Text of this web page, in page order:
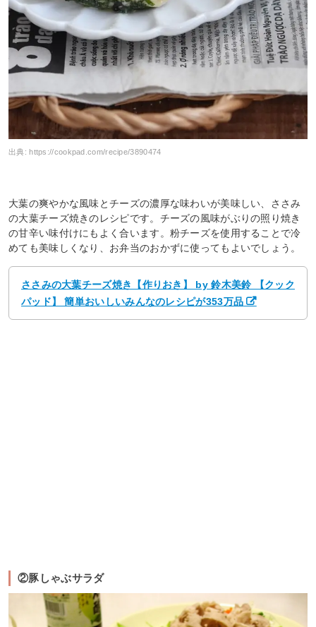
出典: https://cookpad.com/recipe/3890474
大葉の爽やかな風味とチーズの濃厚な味わいが美味しい、ささみ
の大葉チーズ焼きのレシピです。チーズの風味がぶりの照り焼き
の甘辛い味付けにもよく合います。粉チーズを使用することで冷
めても美味しくなり、お弁当のおかずに使ってもよいでしょう。
ささみの大葉チーズ焼き【作りおき】 by 鈴木美鈴 【クック
パッド】 簡単おいしいみんなのレシピが353万品
②豚しゃぶサラダ